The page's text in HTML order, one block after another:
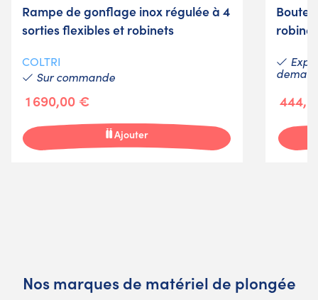
Rampe de gonflage inox régulée à 4
sorties flexibles et robinets
COLTRI
Sur commande
1 690,00 €
Ajouter
Nos marques de matériel de plongée